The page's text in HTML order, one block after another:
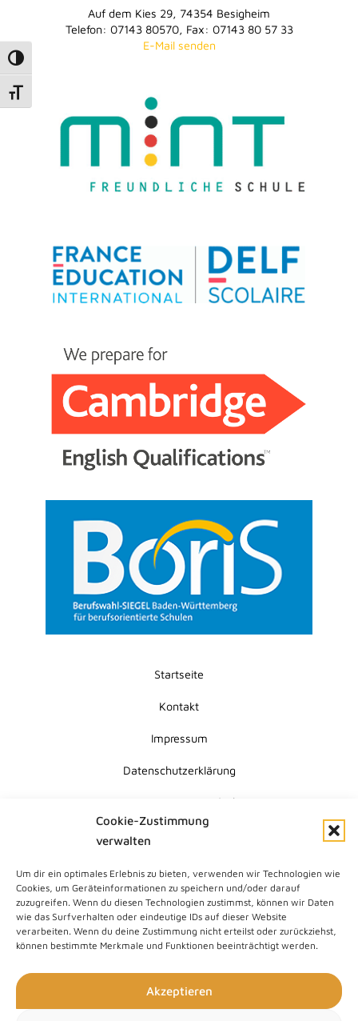
Cookie-Zustimmung
verwalten
Um dir ein optimales Erlebnis zu bieten, verwenden wir Technologien wie
Cookies, um Geräteinformationen zu speichern und/oder darauf
zuzugreifen. Wenn du diesen Technologien zustimmst, können wir Daten
wie das Surfverhalten oder eindeutige IDs auf dieser Website
verarbeiten. Wenn du deine Zustimmung nicht erteilst oder zurückziehst,
können bestimmte Merkmale und Funktionen beeinträchtigt werden.
Akzeptieren
Umschalten auf hohe Kontraste
Schrift vergrößern
Auf dem Kies 29, 74354 Besigheim
Telefon: 07143 80570, Fax: 07143 80 57 33
E-Mail senden
Startseite
Kontakt
Impressum
Datenschutzerklärung
Erklärung zur Barrierefreiheit
Cookie-Richtlinie (EU)
Search
Submit